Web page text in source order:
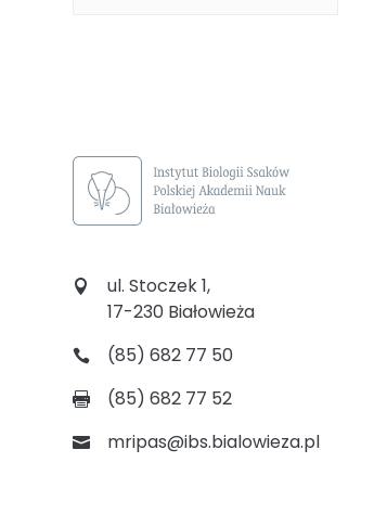
ul. Stoczek 1,
17-230 Białowieża
(85) 682 77 50
(85) 682 77 52
mripas@ibs.bialowieza.pl